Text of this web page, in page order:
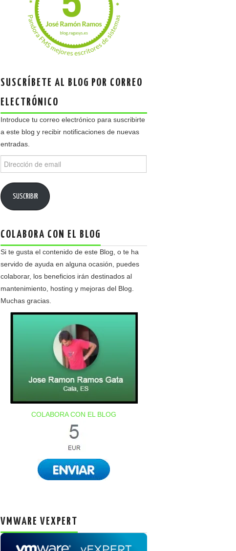
SUSCRÍBETE AL BLOG POR CORREO
ELECTRÓNICO
Introduce tu correo electrónico para suscribirte
a este blog y recibir notificaciones de nuevas
entradas.
de
SUSCRIBIR
COLABORA CON EL BLOG
Si te gusta el contenido de este Blog, o te ha
servido de ayuda en alguna ocasión, puedes
colaborar, los beneficios irán destinados al
mantenimiento, hosting y mejoras del Blog.
Muchas gracias.
COLABORA CON EL BLOG
VMWARE VEXPERT